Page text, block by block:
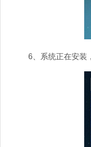
6、系统正在安装